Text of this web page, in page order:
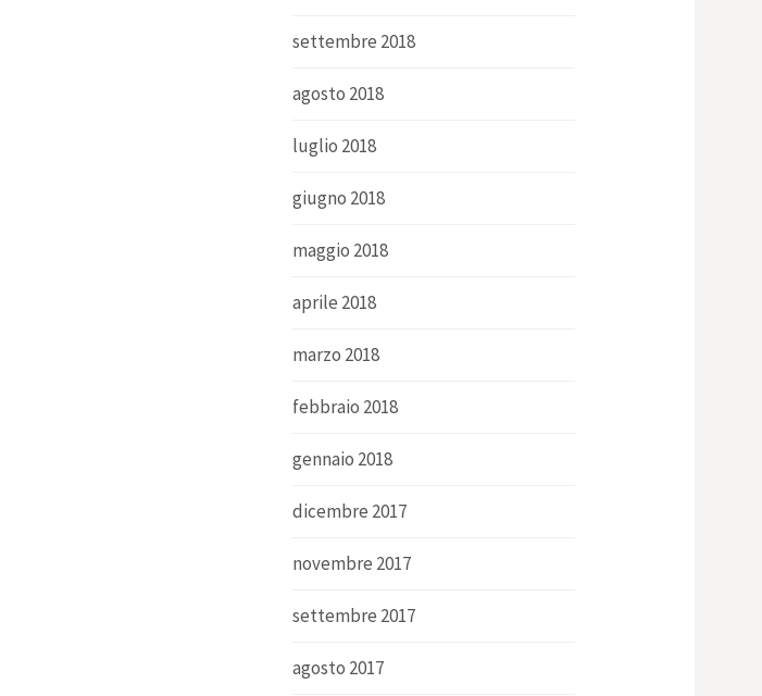
settembre 2018
agosto 2018
luglio 2018
giugno 2018
maggio 2018
aprile 2018
marzo 2018
febbraio 2018
gennaio 2018
dicembre 2017
novembre 2017
settembre 2017
agosto 2017